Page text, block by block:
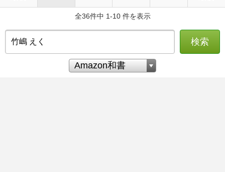
全36件中 1-10 件を表示
検索